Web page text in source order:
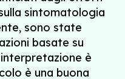
sintomatologia
sono state
basate su
è
è una buona